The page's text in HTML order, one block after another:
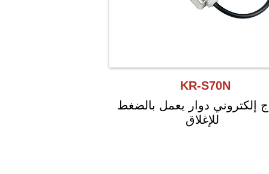
KR-S70N
إلكتروني دوار يعمل بالضغط
للإغلاق